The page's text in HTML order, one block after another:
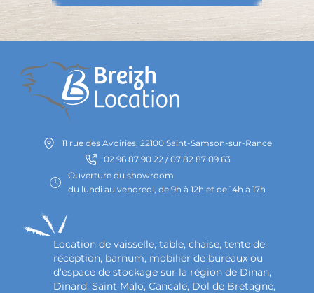
11 rue des Avoiries, 22100 Saint-Samson-sur-Rance
02 96 87 90 22 / 07 82 87 09 63
Ouverture du showroom
du lundi au vendredi, de 9h à 12h et de 14h à 17h
Location de vaisselle, table, chaise, tente de
réception, barnum, mobilier de bureaux ou
d’espace de stockage sur la région de Dinan,
Dinard, Saint Malo, Cancale, Dol de Bretagne,